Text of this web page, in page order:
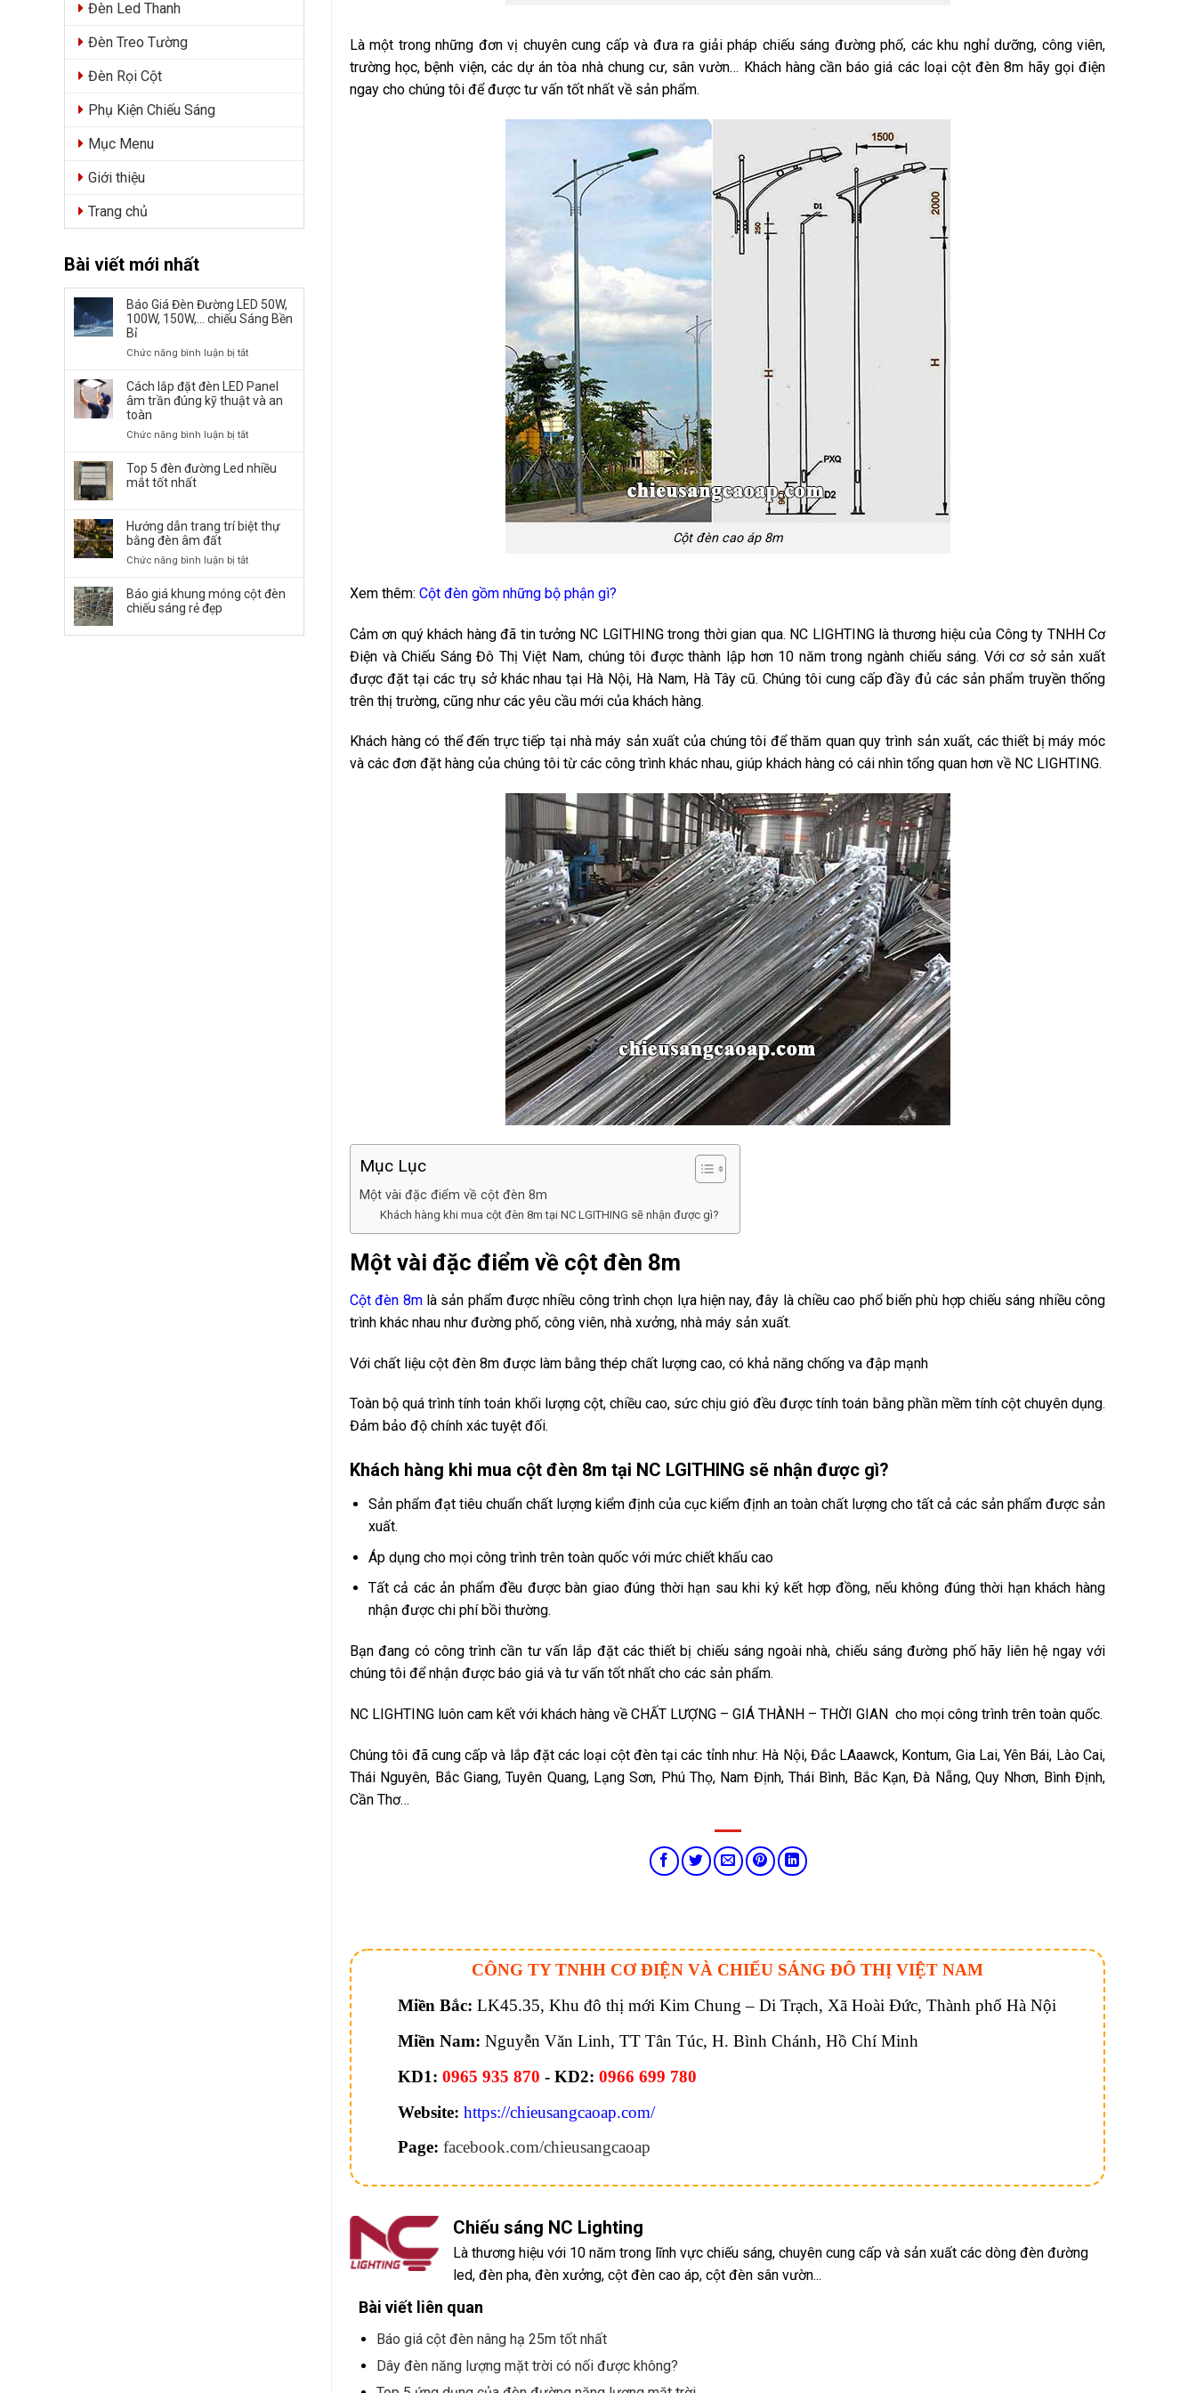
Đèn Led Thanh
Đèn Treo Tường
Đèn Rọi Cột
Phụ Kiện Chiếu Sáng
Mục Menu
Giới thiệu
Trang chủ
Bài viết mới nhất
Báo Giá Đèn Đường LED 50W,
100W, 150W,… chiếu Sáng Bền
Bỉ
Chức năng bình luận bị tắtở
Giá
Đèn
150W,
Sáng
Bền
Cách lắp đặt đèn LED Panel
âm trần đúng kỹ thuật và an
toàn
Chức năng bình luận bị tắtở
lắp
Panel
thuật
Top 5 đèn đường Led nhiều
mắt tốt nhất
Hướng dẫn trang trí biệt thự
bằng đèn âm đất
Chức năng bình luận bị tắtở
dẫn
trang
biệt
Báo giá khung móng cột đèn
chiếu sáng rẻ đẹp
Là một trong những đơn vị chuyên cung cấp và đưa ra giải pháp chiếu sáng đường phố, các khu nghỉ dưỡng, công viên,
trường học, bệnh viện, các dự án tòa nhà chung cư, sân vườn… Khách hàng cần báo giá các loại cột đèn 8m hãy gọi điện
ngay cho chúng tôi để được tư vấn tốt nhất về sản phẩm.
Cột đèn cao áp 8m
Xem thêm: Cột đèn gồm những bộ phận gì?
Cảm ơn quý khách hàng đã tin tưởng NC LGITHING trong thời gian qua. NC LIGHTING là thương hiệu của Công ty TNHH Cơ
Điện và Chiếu Sáng Đô Thị Việt Nam, chúng tôi được thành lập hơn 10 năm trong ngành chiếu sáng. Với cơ sở sản xuất
được đặt tại các trụ sở khác nhau tại Hà Nội, Hà Nam, Hà Tây cũ. Chúng tôi cung cấp đầy đủ các sản phẩm truyền thống
trên thị trường, cũng như các yêu cầu mới của khách hàng.
Khách hàng có thể đến trực tiếp tại nhà máy sản xuất của chúng tôi để thăm quan quy trình sản xuất, các thiết bị máy móc
và các đơn đặt hàng của chúng tôi từ các công trình khác nhau, giúp khách hàng có cái nhìn tổng quan hơn về NC LIGHTING.
Mục Lục
Một vài đặc điểm về cột đèn 8m
Khách hàng khi mua cột đèn 8m tại NC LGITHING sẽ nhận được gì?
Một vài đặc điểm về cột đèn 8m
Cột đèn 8mlà sản phẩm được nhiều công trình chọn lựa hiện nay, đây là chiều cao phổ biến phù hợp chiếu sáng nhiều công
trình khác nhau như đường phố, công viên, nhà xưởng, nhà máy sản xuất.
Với chất liệu cột đèn 8m được làm bằng thép chất lượng cao, có khả năng chống va đập mạnh
Toàn bộ quá trình tính toán khối lượng cột, chiều cao, sức chịu gió đều được tính toán bằng phần mềm tính cột chuyên dụng.
Đảm bảo độ chính xác tuyệt đối.
Khách hàng khi mua cột đèn 8m tại NC LGITHING sẽ nhận được gì?
Sản phẩm đạt tiêu chuẩn chất lượng kiểm định của cục kiểm định an toàn chất lượng cho tất cả các sản phẩm được sản
xuất.
Áp dụng cho mọi công trình trên toàn quốc với mức chiết khấu cao
Tất cả các ản phẩm đều được bàn giao đúng thời hạn sau khi ký kết hợp đồng, nếu không đúng thời hạn khách hàng
nhận được chi phí bồi thường.
Bạn đang có công trình cần tư vấn lắp đặt các thiết bị chiếu sáng ngoài nhà, chiếu sáng đường phố hãy liên hệ ngay với
chúng tôi để nhận được báo giá và tư vấn tốt nhất cho các sản phẩm.
NC LIGHTING luôn cam kết với khách hàng về CHẤT LƯỢNG – GIÁ THÀNH – THỜI GIAN cho mọi công trình trên toàn quốc.
Chúng tôi đã cung cấp và lắp đặt các loại cột đèn tại các tỉnh như: Hà Nội, Đắc LAaawck, Kontum, Gia Lai, Yên Bái, Lào Cai,
Thái Nguyên, Bắc Giang, Tuyên Quang, Lạng Sơn, Phú Thọ, Nam Định, Thái Bình, Bắc Kạn, Đà Nẵng, Quy Nhơn, Bình Định,
Cần Thơ…
CÔNG TY TNHH CƠ ĐIỆN VÀ CHIẾU SÁNG ĐÔ THỊ VIỆT NAM
Miền Bắc: LK45.35, Khu đô thị mới Kim Chung – Di Trạch, Xã Hoài Đức, Thành phố Hà Nội
Miền Nam: Nguyễn Văn Linh, TT Tân Túc, H. Bình Chánh, Hồ Chí Minh
KD1: 0965 935 870 - KD2: 0966 699 780
Website: https://chieusangcaoap.com/
Page: facebook.com/chieusangcaoap
Chiếu sáng NC Lighting
Là thương hiệu với 10 năm trong lĩnh vực chiếu sáng, chuyên cung cấp và sản xuất các dòng đèn đường
led, đèn pha, đèn xưởng, cột đèn cao áp, cột đèn sân vườn...
Bài viết liên quan
Báo giá cột đèn nâng hạ 25m tốt nhất
Dây đèn năng lượng mặt trời có nối được không?